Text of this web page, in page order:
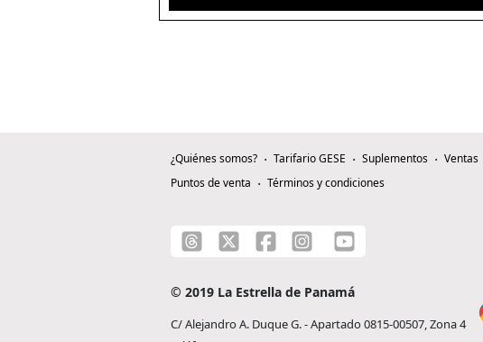
¿Quiénes somos? Tarifario GESE Suplementos Ventas
Puntos de venta
Términos y condiciones
© 2019 La Estrella de Panamá
C/ Alejandro A. Duque G. - Apartado 0815-00507, Zona 4